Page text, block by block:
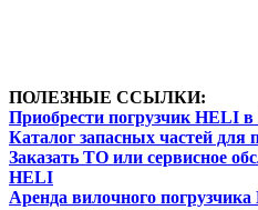
ПОЛЕЗНЫЕ ССЫЛКИ:
Приобрести погрузчик HELI
Каталог запасных частей для
Заказать ТО или сервисное
HELI
Аренда вилочного